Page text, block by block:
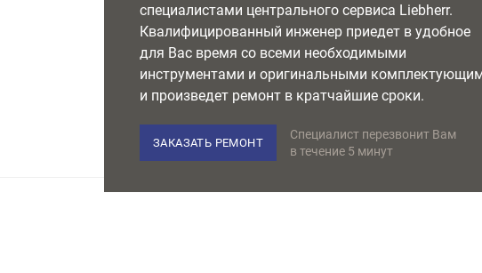
специалистами центрального сервиса Liebherr.
Квалифицированный инженер приедет в удобное
для Вас время со всеми необходимыми
инструментами и оригинальными
и произведет ремонт в кратчайшие сроки.
ЗАКАЗАТЬ РЕМОНТ
Специалист перезвонит Вам
в течение 5 минут